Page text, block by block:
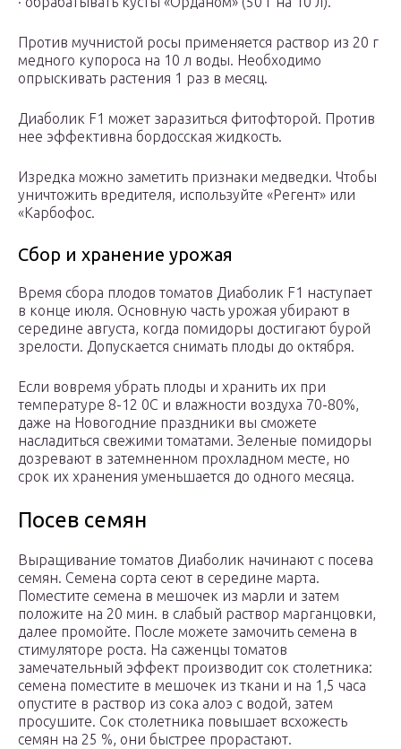
Против мучнистой росы применяется раствор из 20 г
медного купороса на 10 л воды. Необходимо
опрыскивать растения 1 раз в месяц.
Диаболик F1 может заразиться фитофторой. Против
нее эффективна бордосская жидкость.
Изредка можно заметить признаки медведки. Чтобы
уничтожить вредителя, используйте «Регент» или
«Карбофос.
Сбор и хранение урожая
Время сбора плодов томатов Диаболик F1 наступает
в конце июля. Основную часть урожая убирают в
середине августа, когда помидоры достигают бурой
зрелости. Допускается снимать плоды до октября.
Если вовремя убрать плоды и хранить их при
температуре 8-12 0C и влажности воздуха 70-80%,
даже на Новогодние праздники вы сможете
насладиться свежими томатами. Зеленые помидоры
дозревают в затемненном прохладном месте, но
срок их хранения уменьшается до одного месяца.
Посев семян
Выращивание томатов Диаболик начинают с посева
семян. Семена сорта сеют в середине марта.
Поместите семена в мешочек из марли и затем
положите на 20 мин. в слабый раствор марганцовки,
далее промойте. После можете замочить семена в
стимуляторе роста. На саженцы томатов
замечательный эффект производит сок столетника:
семена поместите в мешочек из ткани и на 1,5 часа
опустите в раствор из сока алоэ с водой, затем
просушите. Сок столетника повышает всхожесть
семян на 25 %, они быстрее прорастают.